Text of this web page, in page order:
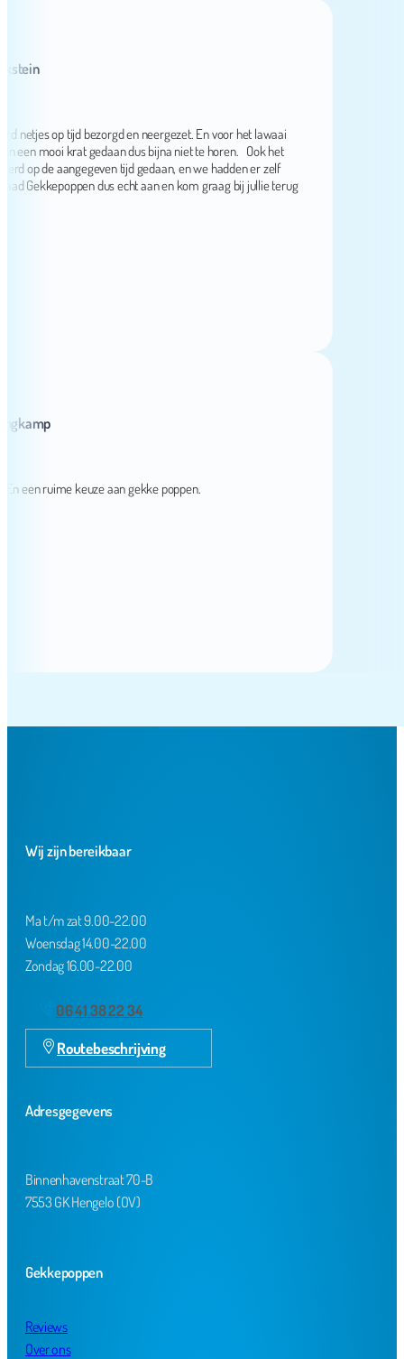
op tijd bezorgd en neergezet. En voor het lawaai
mooi krat gedaan dus bijna niet te horen. Ook het
de aangegeven tijd gedaan, en we hadden er zelf
dus echt aan en kom graag bij jullie terug
ruime keuze aan gekke poppen.
Wij zijn bereikbaar
Ma t/m zat 9.00-22.00
Woensdag 14.00-22.00
Zondag 16.00-22.00
06 41 38 22 34
Routebeschrijving
Adresgegevens
Binnenhavenstraat 70-B
7553 GK Hengelo (OV)
Gekkepoppen
Reviews
Over ons